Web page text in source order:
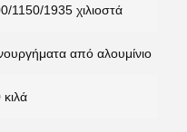
1150/1935 χιλιοστά
από αλουμίνιο